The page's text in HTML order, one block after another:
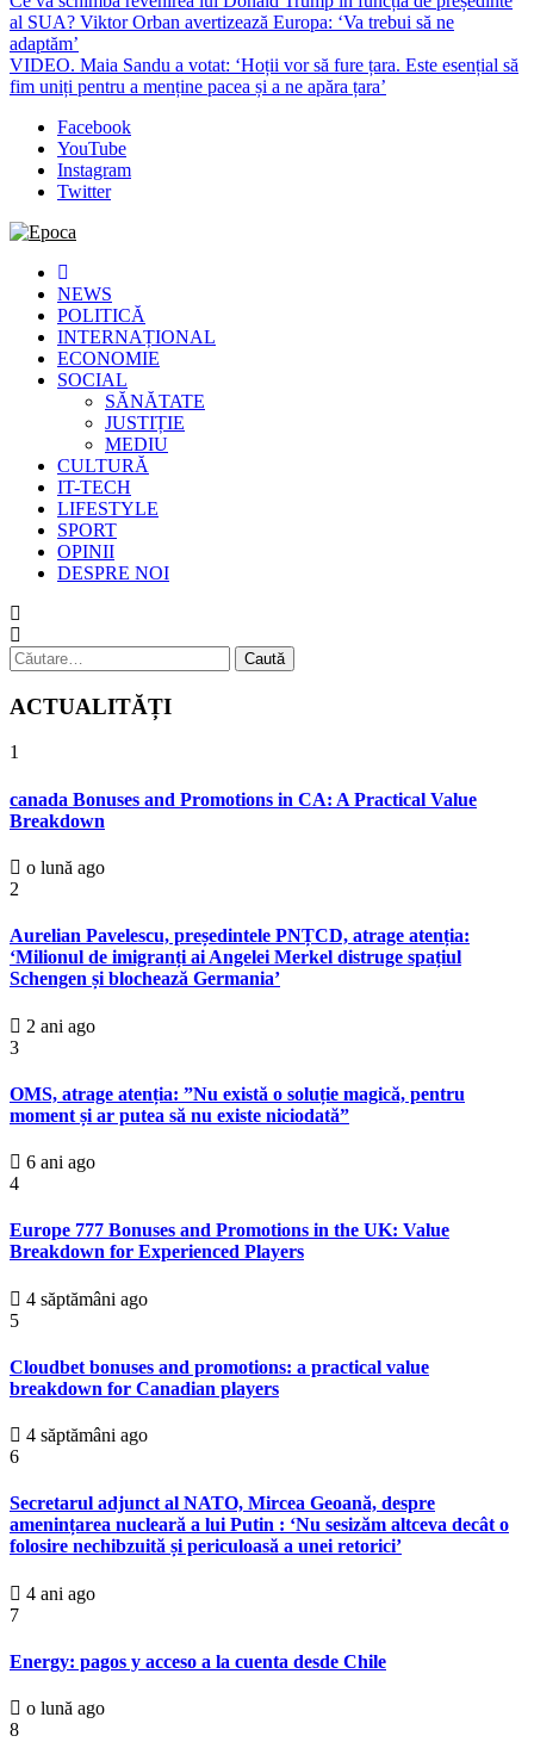
al SUA? Viktor Orban avertizează Europa: ‘Va trebui să ne
adaptăm’
VIDEO. Maia Sandu a votat: ‘Hoții vor să fure țara. Este esențial să
fim uniți pentru a menține pacea și a ne apăra țara’
Facebook
YouTube
Instagram
Twitter
Epoca
Cele mai noi știri online din România
NEWS
POLITICĂ
INTERNAȚIONAL
ECONOMIE
SOCIAL
SĂNĂTATE
JUSTIȚIE
MEDIU
CULTURĂ
IT-TECH
LIFESTYLE
SPORT
OPINII
DESPRE NOI
Caută
după:
ACTUALITĂȚI
1
canada Bonuses and Promotions in CA: A Practical Value
Breakdown
o lună ago
2
Aurelian Pavelescu, președintele PNȚCD, atrage atenția:
‘Milionul de imigranți ai Angelei Merkel distruge spațiul
Schengen și blochează Germania’
2 ani ago
3
OMS, atrage atenția: ”Nu există o soluție magică, pentru
moment și ar putea să nu existe niciodată”
6 ani ago
4
Europe 777 Bonuses and Promotions in the UK: Value
Breakdown for Experienced Players
4 săptămâni ago
5
Cloudbet bonuses and promotions: a practical value
breakdown for Canadian players
4 săptămâni ago
6
Secretarul adjunct al NATO, Mircea Geoană, despre
amenințarea nucleară a lui Putin : ‘Nu sesizăm altceva decât o
folosire nechibzuită și periculoasă a unei retorici’
4 ani ago
7
Energy: pagos y acceso a la cuenta desde Chile
o lună ago
8